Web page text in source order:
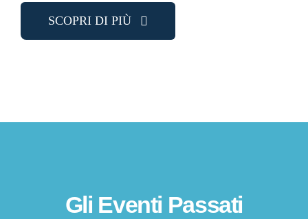
SCOPRI DI PIÙ
Gli Eventi Passati